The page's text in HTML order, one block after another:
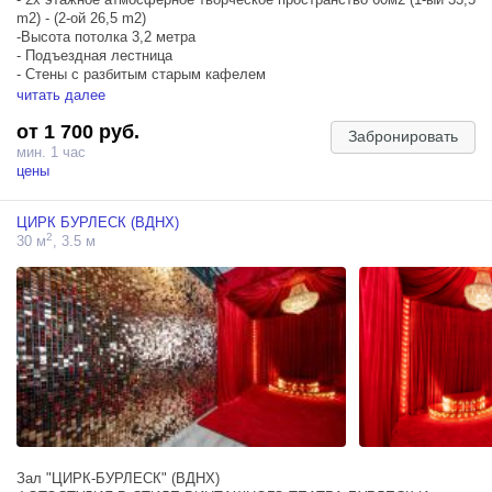
m2) - (2-ой 26,5 m2)
-Высота потолка 3,2 метра
- Подъездная лестница
- Стены с разбитым старым кафелем
- Старая советская квартира (бабушкина квартира)
- Кухня СССР (холодильник, плита, мойдодыр, телевизор,
проигрыватель)
- Блэкаут
читать далее
от 1 700 руб.
мин. 1 час
цены
Забронировать
ЦИРК БУРЛЕСК (ВДНХ)
30 м2 , 3.5 м
Зал "ЦИРК-БУРЛЕСК" (ВДНХ)